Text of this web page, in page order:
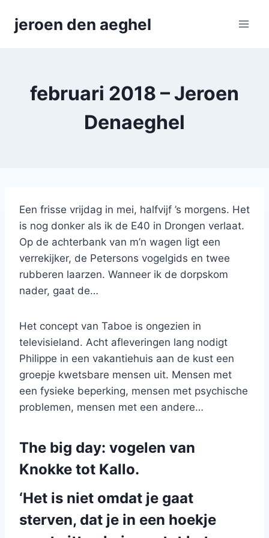
jeroen den aeghel
februari 2018 – Jeroen
Denaeghel
Een frisse vrijdag in mei, halfvijf ’s morgens. Het
is nog donker als ik de E40 in Drongen verlaat.
Op de achterbank van m’n wagen ligt een
verrekijker, de Petersons vogelgids en twee
rubberen laarzen. Wanneer ik de dorpskom
nader, gaat de…
Het concept van Taboe is ongezien in
televisieland. Acht afleveringen lang nodigt
Philippe in een vakantiehuis aan de kust een
groepje kwetsbare mensen uit. Mensen met
een fysieke beperking, mensen met psychische
problemen, mensen met een andere…
The big day: vogelen van
Knokke tot Kallo.
‘Het is niet omdat je gaat
sterven, dat je in een hoekje